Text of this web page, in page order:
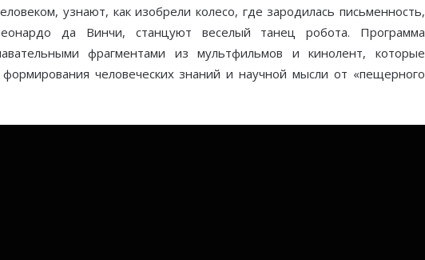
узнают, как изобрели колесо, где зародилась письменность,
да Винчи, станцуют веселый танец робота. Программа
фрагментами из мультфильмов и кинолент, которые
человеческих знаний и научной мысли от «пещерного